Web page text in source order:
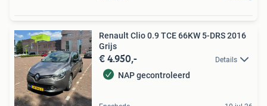
Renault Clio 0.9 TCE 66KW 5-DRS 2016
Grijs
€ 4.950,- Details
NAP gecontroleerd